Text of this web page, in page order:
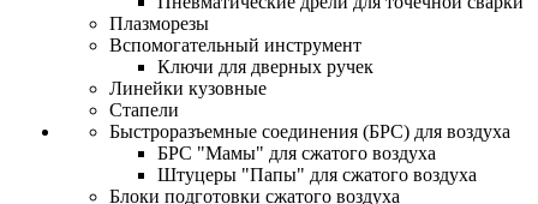
Плазморезы
Вспомогательный инструмент
Ключи для дверных ручек
Линейки кузовные
Стапели
Быстроразъемные соединения (БРС) для воздуха
БРС "Мамы" для сжатого воздуха
Штуцеры "Папы" для сжатого воздуха
Блоки подготовки сжатого воздуха